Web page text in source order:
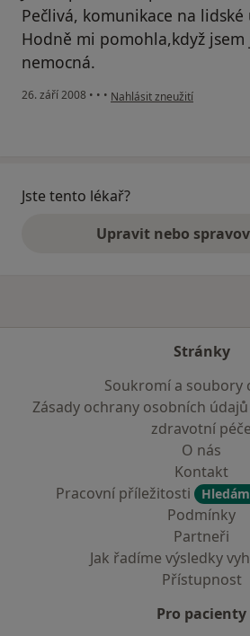
Pečlivá, komunikace na
Hodně mi pomohla,když
nemocná.
26. září 2008 • • • podle názoru uživatele
Nahlásit zneužití
Jste tento lékař?
Upravit nebo
Stránky
Soukromí a soubory
Zásady ochrany osobních
zdravotní péče
O nás
Kontakt
Pracovní příležitosti
Podmínky
Partneři
Jak řadíme výsledky
Přístupnost
Pro pacienty